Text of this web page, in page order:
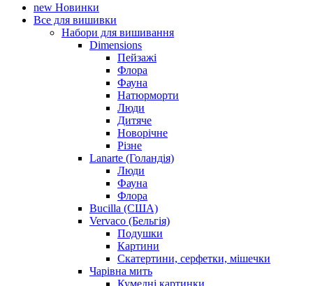
new Новинки
Все для вишивки
Набори для вишивання
Dimensions
Пейзажі
Флора
Фауна
Натюрморти
Люди
Дитяче
Новорічне
Різне
Lanarte (Голандія)
Люди
Фауна
Флора
Bucilla (США)
Vervaco (Бельгія)
Подушки
Картини
Скатертини, серфетки, мішечки
Чарiвна мить
Кумедні картинки